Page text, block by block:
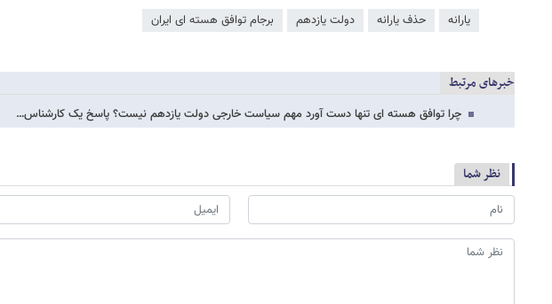
یارانه حذف یارانه دولت یازدهم برجام توافق هسته ای ایران
خبرهای مرتبط
چرا توافق هسته ای تنها دست آورد مهم سیاست خارجی دولت یازدهم نیست؟ پاسخ یک کارشناس…
نظر شما